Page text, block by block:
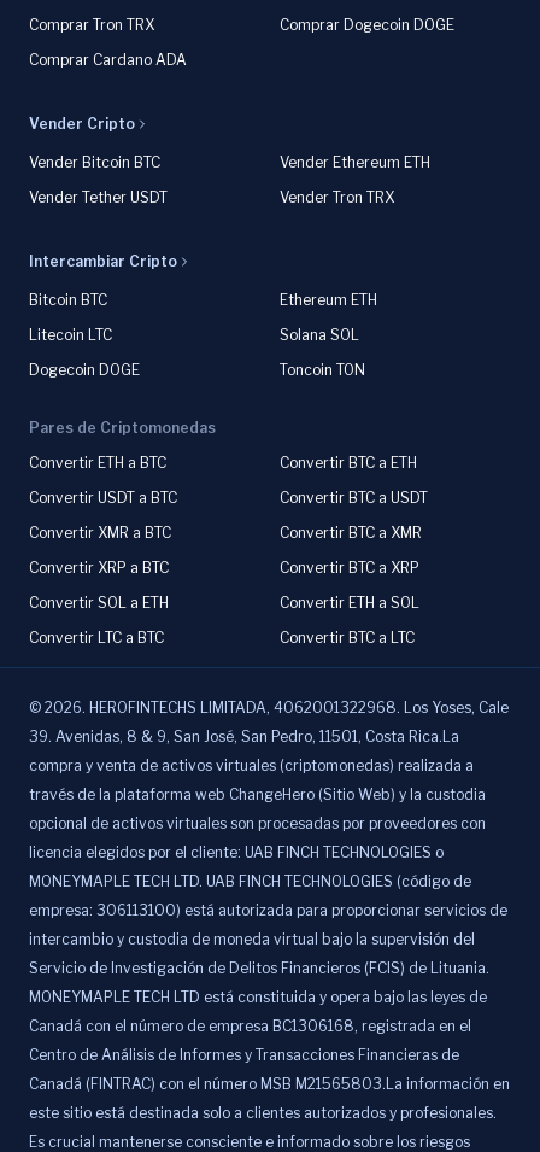
Comprar Tron TRX
Comprar Dogecoin DOGE
Comprar Cardano ADA
Vender Cripto
Vender Bitcoin BTC
Vender Ethereum ETH
Vender Tether USDT
Vender Tron TRX
Intercambiar Cripto
Bitcoin BTC
Ethereum ETH
Litecoin LTC
Solana SOL
Dogecoin DOGE
Toncoin TON
Pares de Criptomonedas
Convertir ETH a BTC
Convertir BTC a ETH
Convertir USDT a BTC
Convertir BTC a USDT
Convertir XMR a BTC
Convertir BTC a XMR
Convertir XRP a BTC
Convertir BTC a XRP
Convertir SOL a ETH
Convertir ETH a SOL
Convertir LTC a BTC
Convertir BTC a LTC
© 2026. HEROFINTECHS LIMITADA, 4062001322968. Los Yoses, Cale
39. Avenidas, 8 & 9, San José, San Pedro, 11501, Costa Rica.La
compra y venta de activos virtuales (criptomonedas) realizada a
través de la plataforma web ChangeHero (Sitio Web) y la custodia
opcional de activos virtuales son procesadas por proveedores con
licencia elegidos por el cliente: UAB FINCH TECHNOLOGIES o
MONEYMAPLE TECH LTD. UAB FINCH TECHNOLOGIES (código de
empresa: 306113100) está autorizada para proporcionar servicios de
intercambio y custodia de moneda virtual bajo la supervisión del
Servicio de Investigación de Delitos Financieros (FCIS) de Lituania.
MONEYMAPLE TECH LTD está constituida y opera bajo las leyes de
Canadá con el número de empresa BC1306168, registrada en el
Centro de Análisis de Informes y Transacciones Financieras de
Canadá (FINTRAC) con el número MSB M21565803.La información en
este sitio está destinada solo a clientes autorizados y profesionales.
Es crucial mantenerse consciente e informado sobre los riesgos